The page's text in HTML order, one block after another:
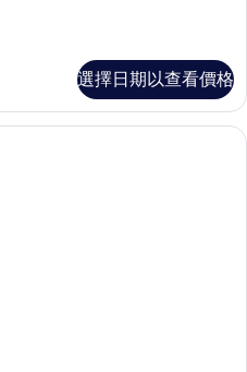
選擇日期以查看價格